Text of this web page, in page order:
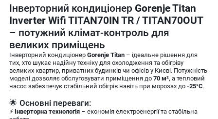
Інверторний кондиціонер Gorenje Titan
Inverter Wifi TITAN70IN TR / TITAN70OUT
– потужний клімат-контроль для
великих приміщень
Інверторний кондиціонер Gorenje Titan– ідеальне рішення для
тих, хто шукає надійну техніку для охолодження та обігріву
великих квартир, приватних будинків чи офісів у Києві. Потужність
моделі дозволяє обслуговувати приміщення до 70 м², а тепловий
насос забезпечує стабільний обігрів навіть при морозах до -25°C.
🌟 Основні переваги:
⚡ Інверторна технологія– економія електроенергії та стабільна